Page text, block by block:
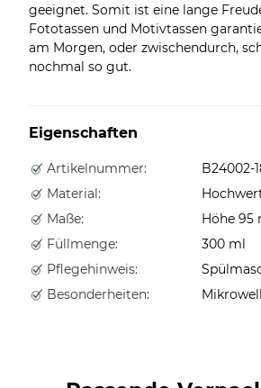
geeignet. Somit ist eine lange
Fototassen und Motivtassen
am Morgen, oder zwischendurch,
nochmal so gut.
Eigenschaften
Artikelnummer:
B24002-
Material:
Maße:
Höhe
Füllmenge:
300 ml
Pflegehinweis:
Besonderheiten: